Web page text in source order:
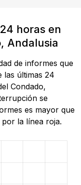
horas en
Andalusia
de informes que
las últimas 24
Condado,
se
es mayor que
la línea roja.